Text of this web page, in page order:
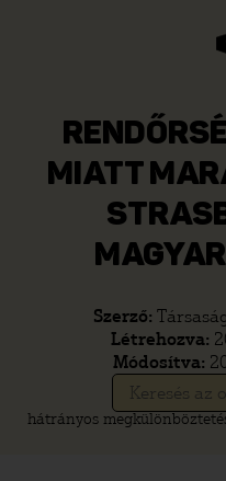
MIATT
Szerző:
Létrehozva:
Módosítva:
hátrányos